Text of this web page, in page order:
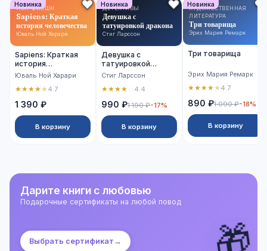
Новинка
НОН-ФИКШН
Sapiens: Краткая
история человечества
Юваль Ной Харари
Sapiens: Краткая
история
человечества
Юваль Ной Харари
★★★★★4.7
1 390 ₽
В корзину
Новинка
ДЕТЕКТИВЫ
Девушка с
татуировкой дракона
Стиг Ларссон
Девушка с
татуировкой
дракона
Стиг Ларссон
★★★★ 4.4
990 ₽1 190 ₽-17%
В корзину
Новинка
ХУДОЖЕСТВЕННАЯ
ЛИТЕРАТУРА
Три товарища
Эрих Мария Ремарк
Три товарища
Эрих Мария Ремарк
★★★★★4.7
890 ₽1 090 ₽-18%
В корзину
Дарите книги с любовью
Подарочные сертификаты на любой повод
Выбрать сертификат → 🎁